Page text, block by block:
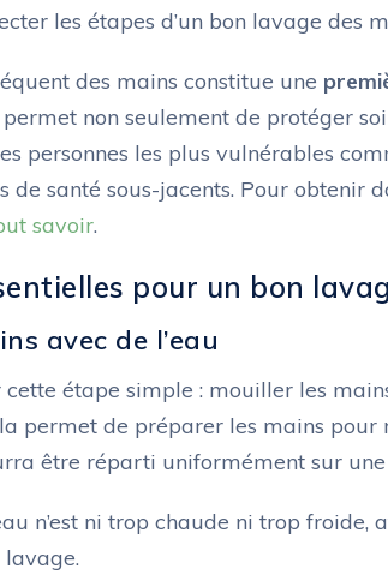
les étapes d’un bon lavage des
des mains constitue une
non seulement de protéger
personnes les plus vulnérables
de santé sous-jacents. Pour obtenir
savoir.
pour un bon
avec de l’eau
étape simple : mouiller les
permet de préparer les mains pour
être réparti uniformément sur
n’est ni trop chaude ni trop froide,